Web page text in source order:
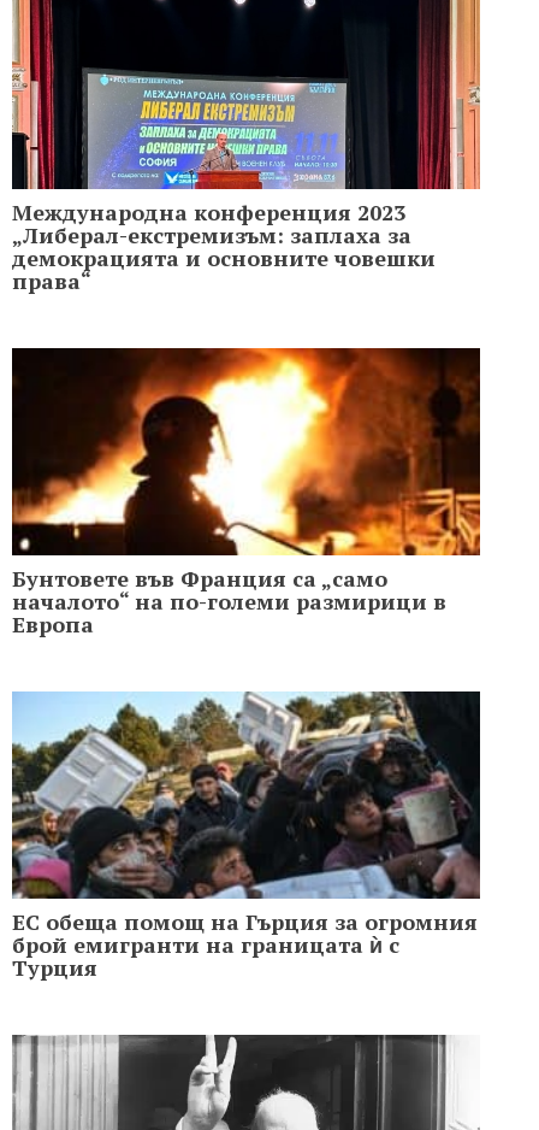
Международна конференция 2023
„Либерал-екстремизъм: заплаха за
демокрацията и основните човешки
права“
Бунтовете във Франция са „само
началото“ на по-големи размирици в
Европа
ЕС обеща помощ на Гърция за огромния
брой емигранти на границата ѝ с
Турция